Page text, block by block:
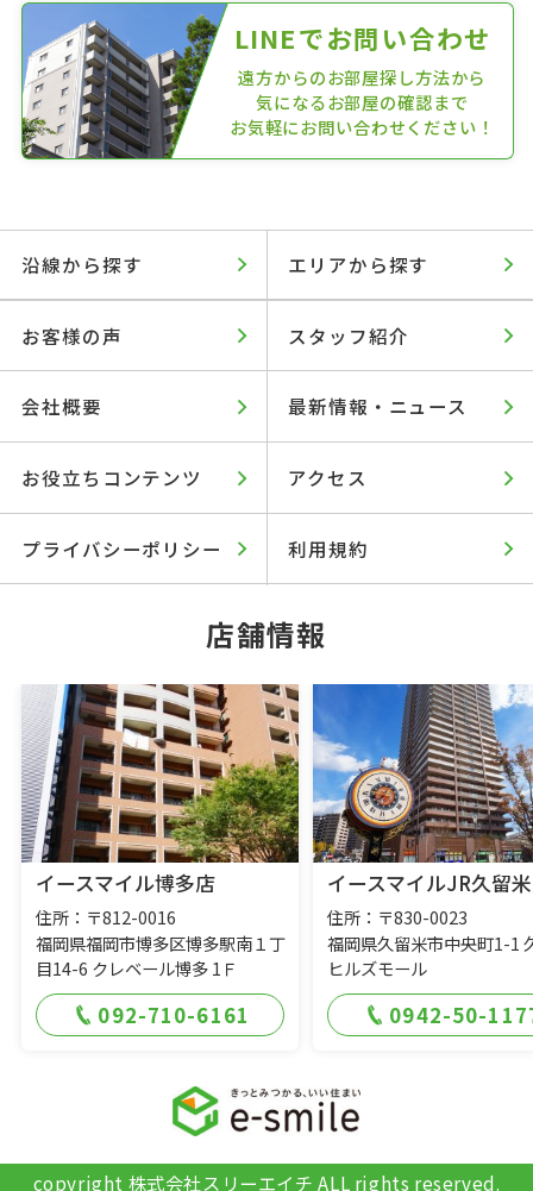
LINEでお問い合わせ
遠方からのお部屋探し方法から
気になるお部屋の確認まで
お気軽にお問い合わせください！
沿線から探す エリアから探す
お客様の声 スタッフ紹介
会社概要 最新情報・ニュース
お役立ちコンテンツ アクセス
プライバシーポリシー 利用規約
店舗情報
イースマイル博多店
住所：〒812-0016
福岡県福岡市博多区博多駅南１丁
目14-6 クレベール博多 1Ｆ
092-710-6161
イースマイルJR久留
住所：〒830-0023
福岡県久留米市中央町1-1
ヒルズモール
0942-50-
copyright 株式会社スリーエイチ ALL rights reserved.